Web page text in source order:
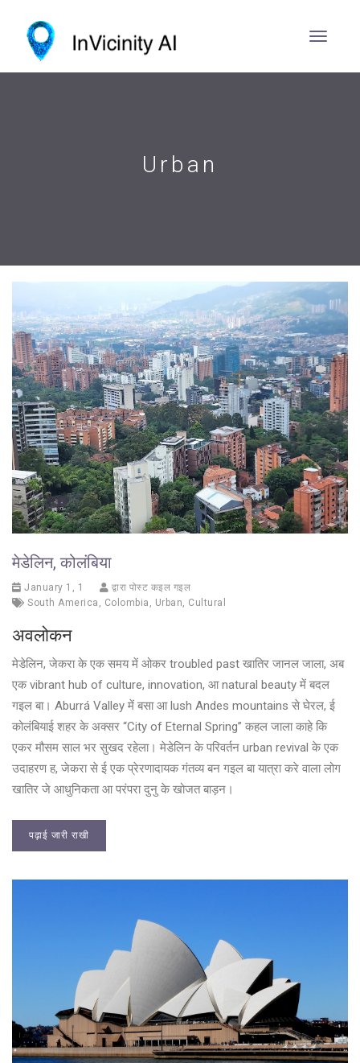
Urban
मेडेलिन, कोलंबिया
January 1, 1
द्वारा पोस्ट कइल गइल
South America , Colombia , Urban, Cultural
अवलोकन
मेडेलिन, जेकरा के एक समय में ओकर troubled past खातिर जानल जाला, अब
एक vibrant hub of culture, innovation, आ natural beauty में बदल
गइल बा। Aburrá Valley में बसा आ lush Andes mountains से घेरल, ई
कोलंबियाई शहर के अक्सर “City of Eternal Spring” कहल जाला काहे कि
एकर मौसम साल भर सुखद रहेला। मेडेलिन के परिवर्तन urban revival के एक
उदाहरण ह, जेकरा से ई एक प्रेरणादायक गंतव्य बन गइल बा यात्रा करे वाला लोग
खातिर जे आधुनिकता आ परंपरा दुनु के खोजत बाड़न।
पढ़ाई जारी राखी